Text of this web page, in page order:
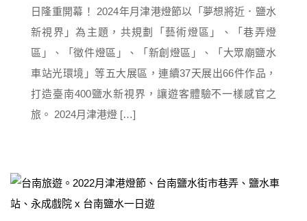
日隆重開幕！ 2024年月津港燈節以「夢想將近．鹽水
新視界」為主題，共規劃「藝術燈區」、「巷弄燈
區」、「徵件燈區」、「新創燈區」、「大眾廟鹽水
車站光環境」等五大展區，連續37天展出66件作品，
打造臺南400鹽水新視界，讓遊客體驗不一樣感官之
旅。 2024月津港燈 […]